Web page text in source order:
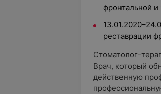
фронтальной и
реставрации
Стоматолог-
Врач, который
действенную